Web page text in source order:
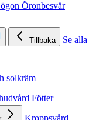
Öronbesvär
Tillbaka
Se alla
solkräm
Fötter